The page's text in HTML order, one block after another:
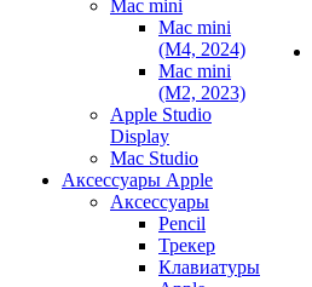
Mac mini
Mac mini
(M4, 2024)
Mac mini
(M2, 2023)
Apple Studio
Display
Mac Studio
Аксессуары Apple
Аксессуары
Pencil
Трекер
Клавиатуры